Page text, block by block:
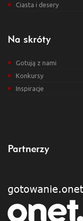
Ciasta i desery
Na skróty
Gotują z nami
Konkursy
Inspiracje
Partnerzy